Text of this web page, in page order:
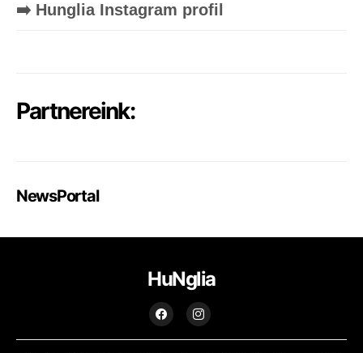
➡️ Hunglia Instagram profil
Partnereink:
NewsPortal
HuNglia